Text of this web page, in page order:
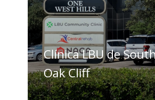
Clínica LBU de
Oak Cliff